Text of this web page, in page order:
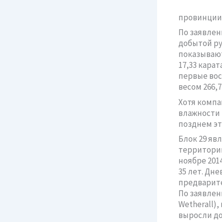
По
добытой
17,33
первые
весом
Хотя
влажности
позднем
Блок 29
ноябре
35 лет.
По
Wetherall),
выросли